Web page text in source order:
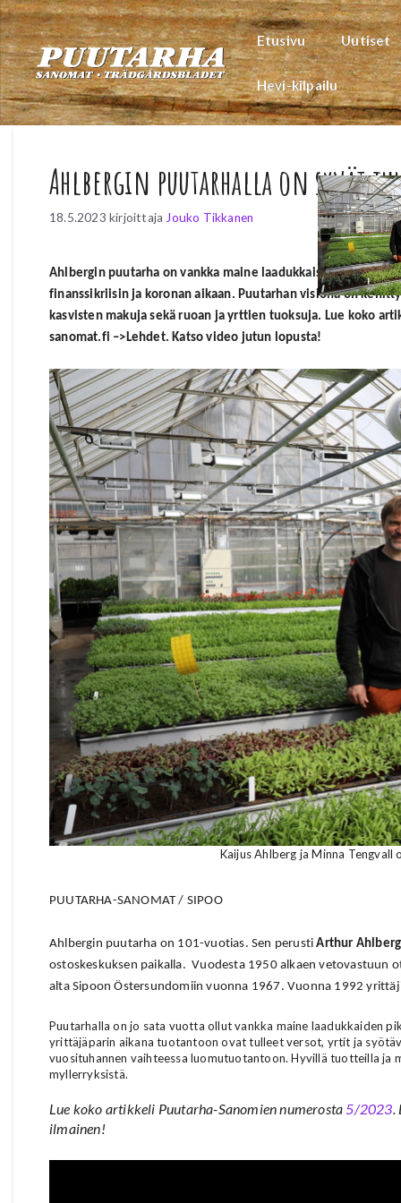
Siirry
sisältöön
Etusivu Uutiset
Hevi-kilpailu
Ahlbergin puutarhalla on syvät
18.5.2023 kirjoittaja Jouko Tikkanen
Ahlbergin puutarha on vankka maine laadukkaista
finanssikriisin ja koronan aikaan. Puutarhan visiona on
kasvisten makuja sekä ruoan ja yrttien tuoksuja. Lue koko
sanomat.fi –>Lehdet. Katso video jutun lopusta!
Kaijus Ahlberg ja Minna
PUUTARHA-SANOMAT / SIPOO
Ahlbergin puutarha on 101-vuotias. Sen perustiArthur Ahlberg
ostoskeskuksen paikalla. Vuodesta 1950 alkaen vetovastuun
alta Sipoon Östersundomiin vuonna 1967. Vuonna 1992
Puutarhalla on jo sata vuotta ollut vankka maine laadukkaiden
yrittäjäparin aikana tuotantoon ovat tulleet versot, yrtit ja
vuosituhannen vaihteessa luomutuotantoon. Hyvillä tuotteilla ja
myllerryksistä.
Lue koko artikkeli Puutarha-Sanomien numerosta5/2023.
ilmainen!